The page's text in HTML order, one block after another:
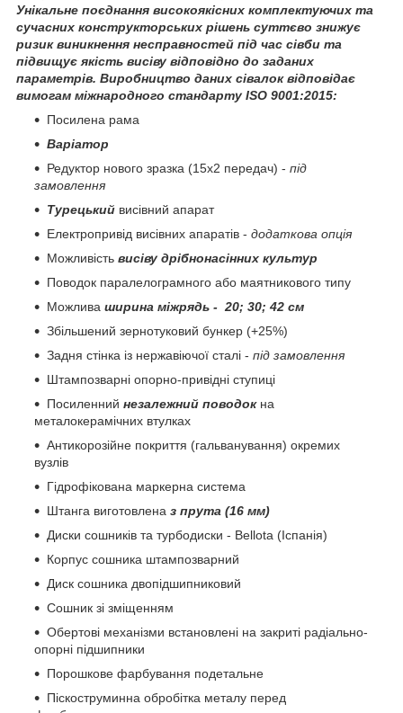
Унікальне поєднання високоякісних комплектуючих та
сучасних конструкторських рішень суттєво знижує
ризик виникнення несправностей під час сівби та
підвищує якість висіву відповідно до заданих
параметрів. Виробництво даних сівалок відповідає
вимогам міжнародного стандарту ISO 9001:2015:
Посилена рама
Варіатор
Редуктор нового зразка (15х2 передач) - під
замовлення
Турецький висівний апарат
Електропривід висівних апаратів - додаткова опція
Можливість висіву дрібнонасінних культур
Поводок паралелограмного або маятникового типу
Можлива ширина міжрядь - 20; 30; 42 см
Збільшений зернотуковий бункер (+25%)
Задня стінка із нержавіючої сталі - під замовлення
Штампозварні опорно-привідні ступиці
Посиленний незалежний поводок на
металокерамічних втулках
Антикорозійне покриття (гальванування) окремих
вузлів
Гідрофікована маркерна система
Штанга виготовлена з прута (16 мм)
Диски сошників та турбодиски - Bellota (Іспанія)
Корпус сошника штампозварний
Диск сошника двопідшипниковий
Сошник зі зміщенням
Обертові механізми встановлені на закриті радіально-
опорні підшипники
Порошкове фарбування подетальне
Піскоструминна обробітка металу перед